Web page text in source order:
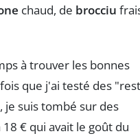
chaud, de brocciu
à trouver les bonnes
que j'ai testé des
je suis tombé sur des
18 € qui avait le goût du